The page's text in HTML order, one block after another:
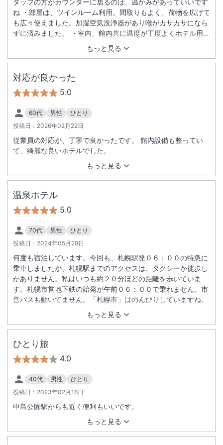
もっと見る
タッフの方がカウンターに居るのは、温かみがあっていいです
ね ・部屋は、ツインルーム利用。間取りもよく、荷物を広げて
も広々使えました。加湿空気洗浄器があり喉がカサカサになら
ずに済みました。 ・室内、館内共に温度が丁度よくホテル用の
部屋着だけで充分快適に過ごせました。 ・部屋着やタオル類を
毎日変えてあって気持ち良い ・個人的希望ですが、朝食用に軽
食ぐらいの料理でお値段１５００円ぐらいのがあったら嬉しい
・風呂はとても清潔で気持ちよかったです。お掃除のスタッフ
ぐ。雪道のなか、キャリケースを引きずって行くにも苦ではな
い距離感。コンビニも近くにあって便利 ・家族４人で３泊、快
適に過ごさせて頂きました。また利用したいホテルです。あり
がとうございました
対応が良かった
5.0
60代 男性
ひとり
投稿日： 2026年02月22日
もっと見る
従業員の対応が、丁寧で良かったです。 館内設備も整ってい
て、綺麗な良いホテルでした。
温泉ホテル
5.0
70代 男性
ひとり
投稿日： 2024年05月28日
もっと見る
何度も宿泊しています。今回も、札幌駅発０６：００の特急に
乗車しましたが、札幌駅までのアクセスは、タクシーか徒歩し
かありません。私はいつも約２０分ほどの距離を歩いていま
す。札幌市営地下鉄の始発が午前０６：００で乗れません。市
営バスも動いてません。「札幌市」はのんびりしていますね。
ひとり旅
4.0
40代 男性
ひとり
投稿日： 2023年02月16日
もっと見る
中島公園駅からも近く便利もいいです。